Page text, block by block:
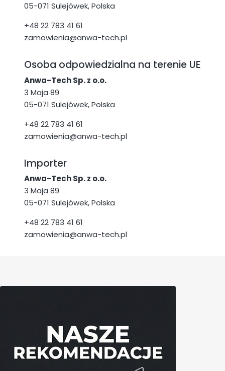
05-071 Sulejówek, Polska
+48 22 783 41 61
zamowienia@anwa-tech.pl
Osoba odpowiedzialna na terenie UE
Anwa-Tech Sp. z o.o.
3 Maja 89
05-071 Sulejówek, Polska
+48 22 783 41 61
zamowienia@anwa-tech.pl
Importer
Anwa-Tech Sp. z o.o.
3 Maja 89
05-071 Sulejówek, Polska
+48 22 783 41 61
zamowienia@anwa-tech.pl